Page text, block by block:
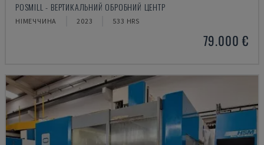
POSMILL - ВЕРТИКАЛЬНИЙ ОБРОБНИЙ ЦЕНТР
НІМЕЧЧИНА 2023 533 HRS
79.000 €